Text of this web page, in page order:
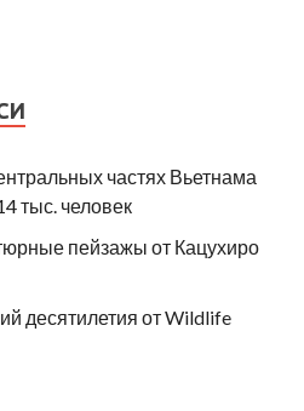
частях Вьетнама
тыс. человек
пейзажы от Кацухиро
десятилетия от Wildlife